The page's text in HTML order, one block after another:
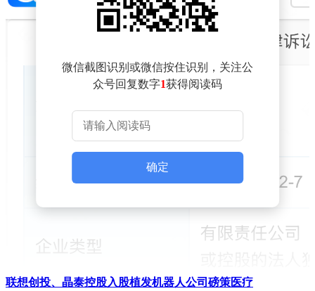
微信截图识别或微信按住识别，关注公
众号回复数字1获得阅读码
确定
联想创投、晶泰控股入股植发机器人公司磅策医疗